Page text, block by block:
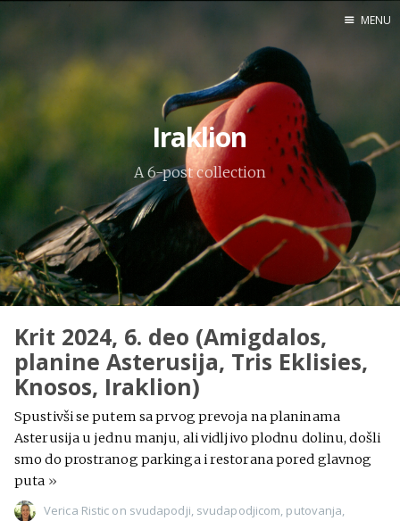
X
Instagram
Pinterest
YouTube
MENU
Iraklion
A 6-post collection
Krit 2024, 6. deo (Amigdalos,
planine Asterusija, Tris Eklisies,
Knosos, Iraklion)
Spustivši se putem sa prvog prevoja na planinama
Asterusija u jednu manju, ali vidljivo plodnu dolinu, došli
smo do prostranog parkinga i restorana pored glavnog
puta »
Verica Ristic on svudapodji svudapodjicom putovanja